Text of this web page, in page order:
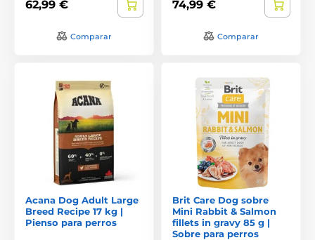
62,99 €
Comparar
74,99 €
Comparar
Acana Dog Adult Large
Breed Recipe 17 kg |
Pienso para perros
Brit Care Dog sobre
Mini Rabbit & Salmon
fillets in gravy 85 g |
Sobre para perros